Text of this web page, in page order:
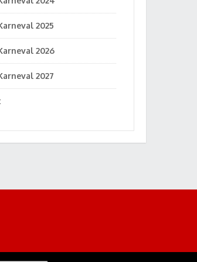
2025
2026
2027